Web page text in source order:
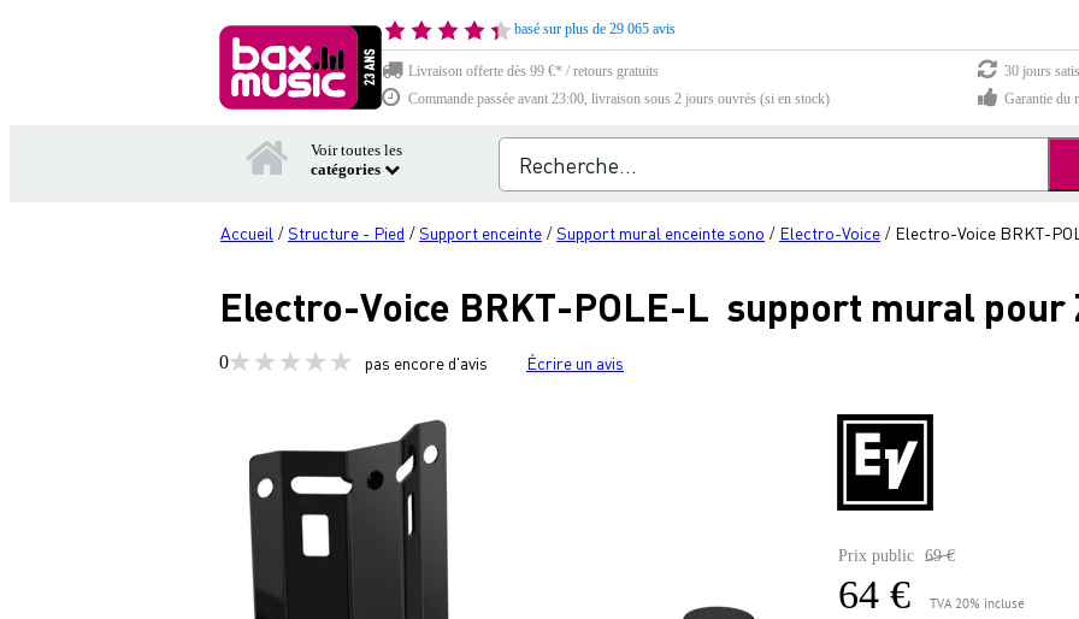
basé sur plus de 29 065 avis
Livraison offerte dès 99 €* / retours gratuits
30 jours
Commande passée avant 23:00, livraison sous 2 jours ouvrés (si en stock)
Garantie du
Voir toutes les
catégories
Accueil /Structure - Pied /Support enceinte /Support mural enceinte sono / Electro-Voice / Electro-Voice BRKT-
Electro-Voice BRKT-POLE-L support mural pour
0 pas encore d'avis Écrire un avis
Prix public 69 €
64 € TVA 20% incluse